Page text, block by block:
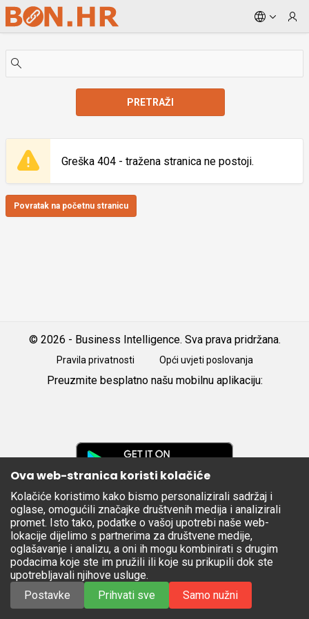
Skip to Main Content
PRETRAŽI
Greška 404 - tražena stranica ne postoji.
Povratak na početnu stranicu
© 2026 - Business Intelligence. Sva prava pridržana.
Pravila privatnosti Opći uvjeti poslovanja
Preuzmite besplatno našu mobilnu aplikaciju:
Apple
Store
Ova web-stranica koristi kolačiće
Kolačiće koristimo kako bismo personalizirali sadržaj i
oglase, omogućili značajke društvenih medija i analizirali
promet. Isto tako, podatke o vašoj upotrebi naše web-
lokacije dijelimo s partnerima za društvene medije,
oglašavanje i analizu, a oni ih mogu kombinirati s drugim
podacima koje ste im pružili ili koje su prikupili dok ste
upotrebljavali njihove usluge.
Postavke
Prihvati sve Samo nužni